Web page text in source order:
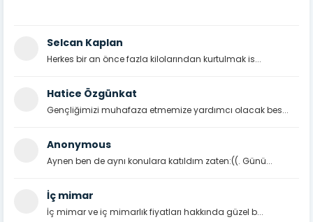
Selcan Kaplan
Herkes bir an önce fazla kilolarından kurtulmak is...
Hatice Özgünkat
Gençliğimizi muhafaza etmemize yardımcı olacak bes...
Anonymous
Aynen ben de aynı konulara katıldım zaten:((. Günü...
İç mimar
İç mimar ve iç mimarlık fiyatları hakkında güzel b...